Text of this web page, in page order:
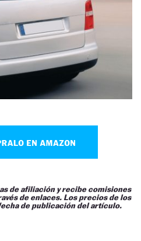
de afiliación y recibe comisiones
de enlaces. Los precios de los
de publicación del artículo.